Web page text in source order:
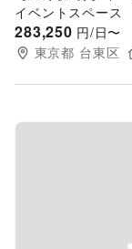
イベントスペース
283,250 円/日〜
東京都 台東区